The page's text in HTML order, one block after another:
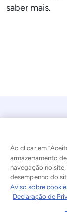
saber mais.
© 2026
Ao clicar em
armazenamento
navegação no
desempenho do
Aviso sobre
Declaração de